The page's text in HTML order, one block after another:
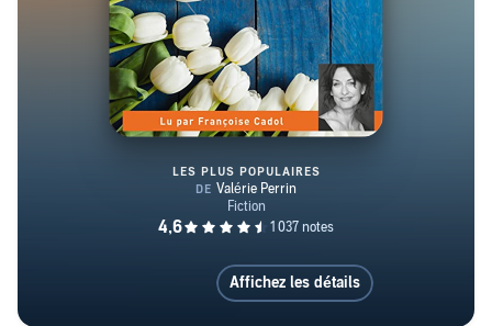
Changer l'eau des fleurs
LES PLUS POPULAIRES
Affichez les détails